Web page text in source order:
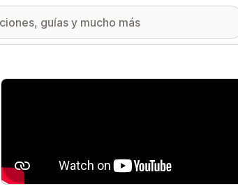
Galería de imágenes destacadas